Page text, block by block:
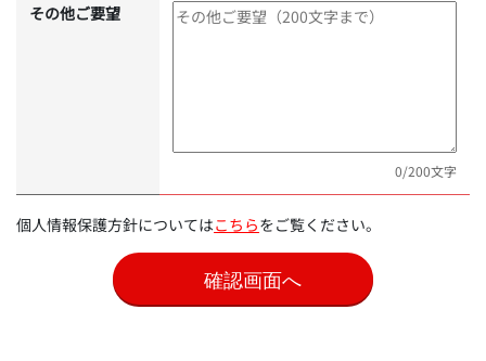
その他ご要望
0/200文字
個人情報保護方針についてはこちらをご覧ください。